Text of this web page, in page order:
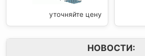
уточняйте цену
НОВОСТИ: